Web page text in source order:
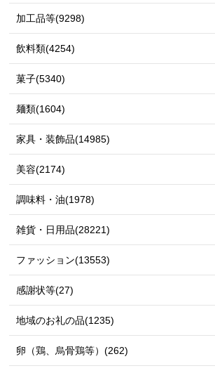
加工品等(9298)
飲料類(4254)
菓子(5340)
麺類(1604)
家具・装飾品(14985)
美容(2174)
調味料・油(1978)
雑貨・日用品(28221)
ファッション(13553)
感謝状等(27)
地域のお礼の品(1235)
卵（鶏、烏骨鶏等）(262)